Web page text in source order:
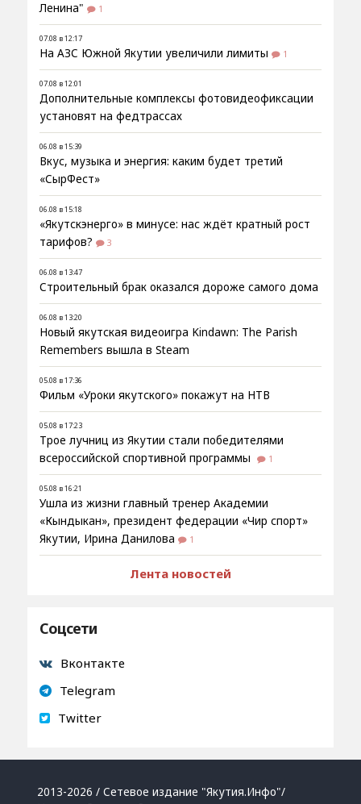
Ленина"
1
07.08 в 12:17
На АЗС Южной Якутии увеличили лимиты 1
07.08 в 12:01
Дополнительные комплексы фотовидеофиксации
установят на федтрассах
06.08 в 15:39
Вкус, музыка и энергия: каким будет третий
«СырФест»
06.08 в 15:18
«Якутскэнерго» в минусе: нас ждёт кратный рост
тарифов?
3
06.08 в 13:47
Строительный брак оказался дороже самого дома
06.08 в 13:20
Новый якутская видеоигра Kindawn: The Parish
Remembers вышла в Steam
05.08 в 17:36
Фильм «Уроки якутского» покажут на НТВ
05.08 в 17:23
Трое лучниц из Якутии стали победителями
всероссийской спортивной программы
1
05.08 в 16:21
Ушла из жизни главный тренер Академии
«Кындыкан», президент федерации «Чир спорт»
Якутии, Ирина Данилова
1
Лента новостей
Соцсети
Вконтакте
Telegram
Twitter
2013-2026 / Сетевое издание "Якутия.Инфо"/